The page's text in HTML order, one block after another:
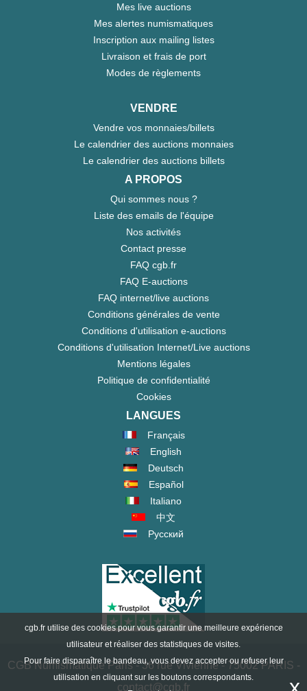
Mes live auctions
Mes alertes numismatiques
Inscription aux mailing listes
Livraison et frais de port
Modes de règlements
VENDRE
Vendre vos monnaies/billets
Le calendrier des auctions monnaies
Le calendrier des auctions billets
A PROPOS
Qui sommes nous ?
Liste des emails de l'équipe
Nos activités
Contact presse
FAQ cgb.fr
FAQ E-auctions
FAQ internet/live auctions
Conditions générales de vente
Conditions d'utilisation e-auctions
Conditions d'utilisation Internet/Live auctions
Mentions légales
Politique de confidentialité
Cookies
LANGUES
Français
English
Deutsch
Español
Italiano
中文
Русский
CGB Numismatique Paris - 36 rue Vivienne - 75002 PARIS -
contact@cgb.fr
cgb.fr utilise des cookies pour vous garantir une meilleure expérience
utilisateur et réaliser des statistiques de visites.
Pour faire disparaître le bandeau, vous devez accepter ou refuser leur
utilisation en cliquant sur les boutons correspondants.